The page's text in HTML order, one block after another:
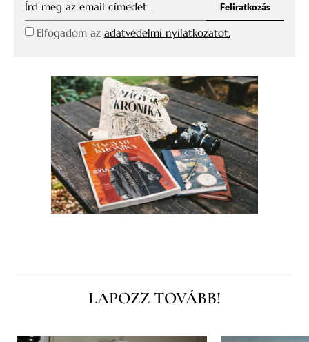
Elfogadom az adatvédelmi nyilatkozatot.
Feliratkozás
LAPOZZ TOVÁBB!